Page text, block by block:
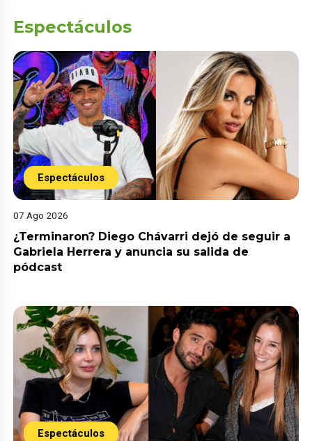
Espectáculos
Espectáculos
07 Ago 2026
¿Terminaron? Diego Chávarri dejó de seguir a
Gabriela Herrera y anuncia su salida de
pódcast
Espectáculos